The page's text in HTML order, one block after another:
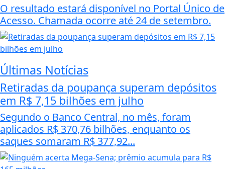
O resultado estará disponível no Portal Único de
Acesso. Chamada ocorre até 24 de setembro.
Últimas Notícias
Retiradas da poupança superam depósitos
em R$ 7,15 bilhões em julho
Segundo o Banco Central, no mês, foram
aplicados R$ 370,76 bilhões, enquanto os
saques somaram R$ 377,92...